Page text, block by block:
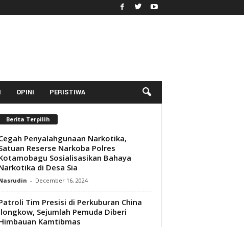
OPINI PERISTIWA
Berita Terpilih
Penyalahgunaan Narkotika,
Reserse Narkoba Polres
Sosialisasikan Bahaya
di Desa Sia
- December 16, 2024
Tim Presisi di Perkuburan China
Sejumlah Pemuda Diberi
Kamtibmas